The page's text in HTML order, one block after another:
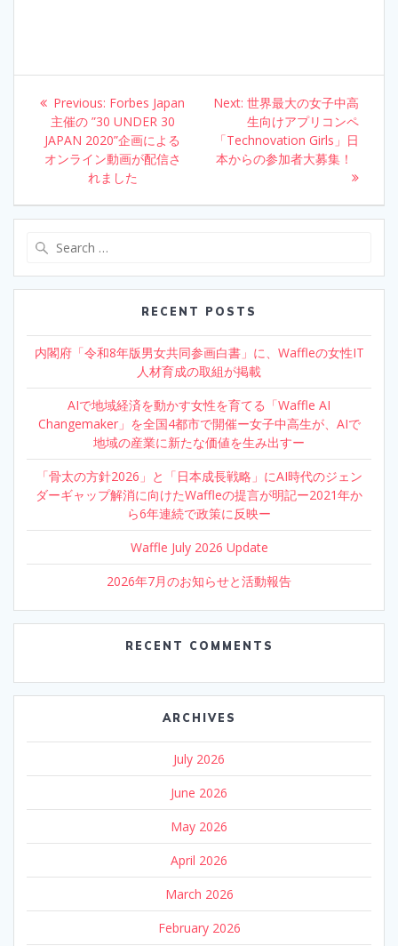
b
o
o
k
er e
dI
e
Post
navigation
Previous: Previous
post:
Forbes Japan
主催の ”30 UNDER 30
JAPAN 2020”企画による
オンライン動画が配信さ
れました
Next: Next
post:
世界最大の女子中高
生向けアプリコンペ
「Technovation Girls」日
本からの参加者大募集！
RECENT POSTS
内閣府「令和8年版男女共同参画白書」に、Waffleの女性IT
人材育成の取組が掲載
AIで地域経済を動かす女性を育てる「Waffle AI
Changemaker」を全国4都市で開催ー女子中高生が、AIで
地域の産業に新たな価値を生み出すー
「骨太の方針2026」と「日本成長戦略」にAI時代のジェン
ダーギャップ解消に向けたWaffleの提言が明記ー2021年か
ら6年連続で政策に反映ー
Waffle July 2026 Update
2026年7月のお知らせと活動報告
RECENT COMMENTS
ARCHIVES
July 2026
June 2026
May 2026
April 2026
March 2026
February 2026